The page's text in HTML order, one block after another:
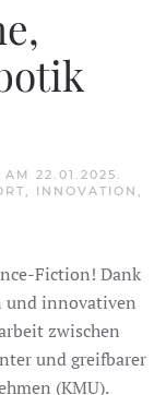
AM 22.01.2025 .
, INNOVATION ,
Fiction! Dank
und innovativen
zwischen
und greifbarer
(KMU).